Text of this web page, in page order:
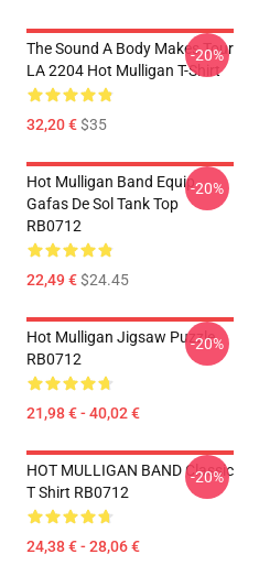
The Sound A Body Makes Tour
LA 2204 Hot Mulligan T-Shirt
32,20 €$35
-20%
Hot Mulligan Band Equip
Gafas De Sol Tank Top
RB0712
22,49 €$24.45
-20%
Hot Mulligan Jigsaw Puzzle
RB0712
21,98 € - 40,02 €
-20%
HOT MULLIGAN BAND Classic
T Shirt RB0712
24,38 € - 28,06 €
-20%